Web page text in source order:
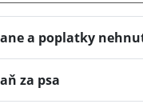
a poplatky
za psa